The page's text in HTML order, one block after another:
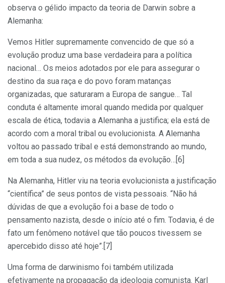
observa o gélido impacto da teoria de Darwin sobre a
Alemanha:
Vemos Hitler supremamente convencido de que só a
evolução produz uma base verdadeira para a política
nacional… Os meios adotados por ele para assegurar o
destino da sua raça e do povo foram matanças
organizadas, que saturaram a Europa de sangue… Tal
conduta é altamente imoral quando medida por qualquer
escala de ética, todavia a Alemanha a justifica; ela está de
acordo com a moral tribal ou evolucionista. A Alemanha
voltou ao passado tribal e está demonstrando ao mundo,
em toda a sua nudez, os métodos da evolução…[6]
Na Alemanha, Hitler viu na teoria evolucionista a justificação
“científica” de seus pontos de vista pessoais. “Não há
dúvidas de que a evolução foi a base de todo o
pensamento nazista, desde o início até o fim. Todavia, é de
fato um fenômeno notável que tão poucos tivessem se
apercebido disso até hoje”.[7]
Uma forma de darwinismo foi também utilizada
efetivamente na propagação da ideologia comunista. Karl